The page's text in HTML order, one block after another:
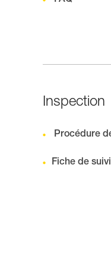
Inspection
Procédure
Fiche de